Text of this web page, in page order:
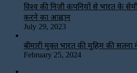
विश्‍व की निजी कंपनियों से भारत के
करने का आह्वान
July 29, 2023
बीमारी मुक्त भारत की मुहिम की सतना में
February 25, 2024